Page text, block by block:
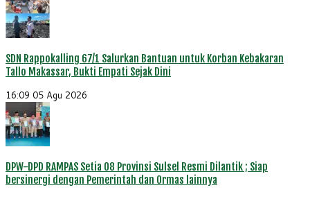
SDN Rappokalling 67/1 Salurkan Bantuan untuk Korban Kebakaran
Tallo Makassar, Bukti Empati Sejak Dini
16:09 05 Agu 2026
DPW-DPD RAMPAS Setia 08 Provinsi Sulsel Resmi Dilantik ; Siap
bersinergi dengan Pemerintah dan Ormas lainnya